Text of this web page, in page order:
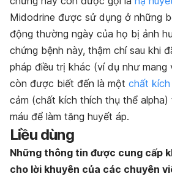
Midodrine được sử dụng ở những
động thường ngày của họ bị ảnh
chứng bệnh này, thậm chí sau khi
pháp điều trị khác (ví dụ như mang
còn được biết đến là một chất
cảm (chất kích thích thụ thể
máu để làm tăng huyết áp.
Liều dùng
Những thông tin được cung cấp
cho lời khuyên của các chuyên